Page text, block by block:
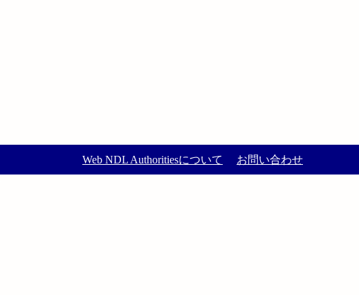
Web NDL Authoritiesについて お問い合わせ